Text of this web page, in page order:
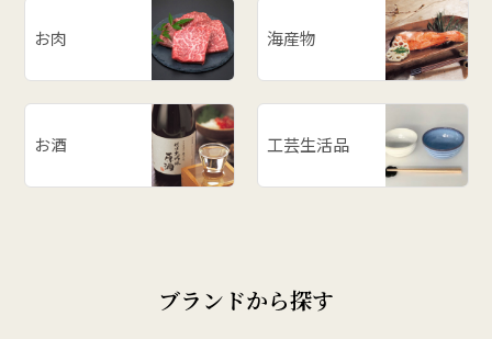
お肉 海産物
お酒 工芸生活品
ブランドから探す